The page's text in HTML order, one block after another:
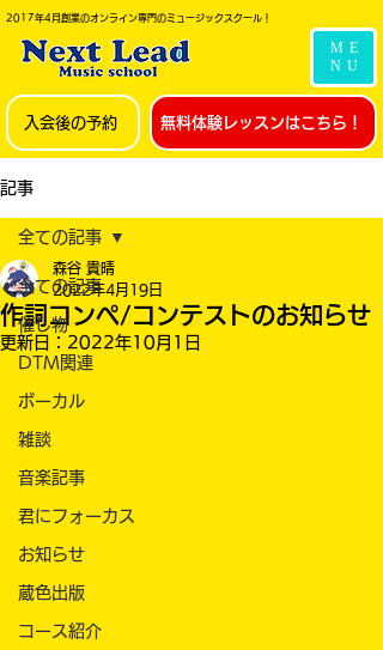
2017年4月創業のオンライン専門のミュージックスクール！
ME
NU
入会後の予約 無料体験レッスンはこちら！
記事
全ての記事
催し物
DTM関連
ボーカル
雑談
音楽記事
君にフォーカス
お知らせ
蔵色出版
コース紹介
全ての記事
作詞コンペ/コンテストのお知らせ
森谷 貴晴
2022年4月19日
更新日： 2022年10月1日